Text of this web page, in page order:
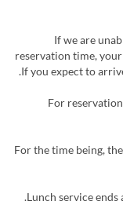
• If we are
reservation time,
If you expect to
• For
• For the time being,